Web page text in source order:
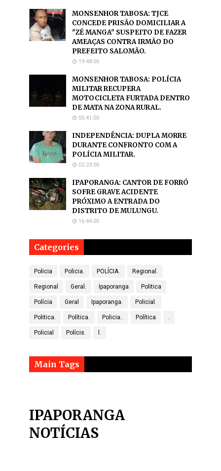
MONSENHOR TABOSA: TJCE
CONCEDE PRISÃO DOMICILIAR A
"ZÉ MANGA" SUSPEITO DE FAZER
AMEAÇAS CONTRA IRMÃO DO
PREFEITO SALOMÃO.
19:48:00
MONSENHOR TABOSA: POLÍCIA
MILITAR RECUPERA
MOTOCICLETA FURTADA DENTRO
DE MATA NA ZONA RURAL.
05:41:00
INDEPENDÊNCIA: DUPLA MORRE
DURANTE CONFRONTO COM A
POLÍCIA MILITAR.
02:23:00
IPAPORANGA: CANTOR DE FORRÓ
SOFRE GRAVE ACIDENTE
PRÓXIMO A ENTRADA DO
DISTRITO DE MULUNGU.
16:44:00
Categories
Policia Policia. POLÍCIA. Regional.
Regional Geral. Ipaporanga Politica
Polícia Geral Ipaporanga. Policial.
Politica. Política. Policia.. Política .
Policial Polícis. l.
Main Tags
IPAPORANGA
NOTÍCIAS